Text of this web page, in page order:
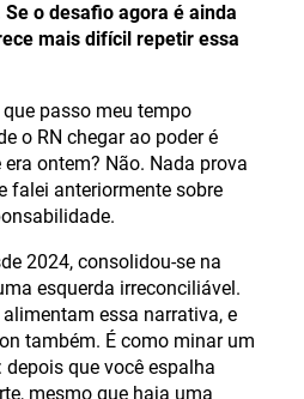
o desafio agora é ainda
mais difícil repetir essa
passo meu tempo
o RN chegar ao poder é
ontem? Não. Nada prova
falei anteriormente sobre
2024, consolidou-se na
esquerda irreconciliável.
essa narrativa, e
também. É como minar um
que você espalha
mesmo que haja uma